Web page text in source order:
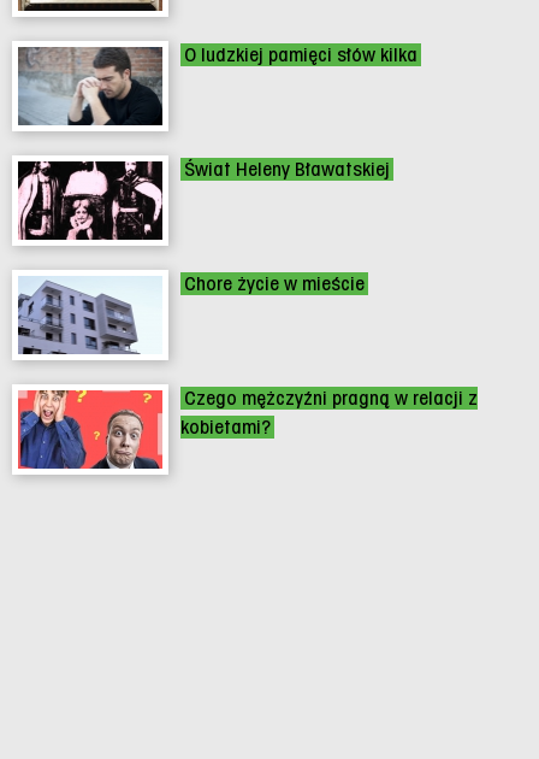
O ludzkiej pamięci słów kilka
Świat Heleny Bławatskiej
Chore życie w mieście
Czego mężczyźni pragną w relacji z
kobietami?